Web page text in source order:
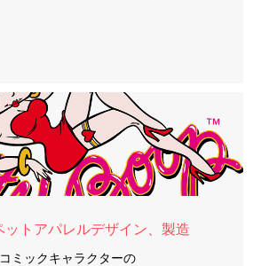
ットアパレルデザイン、製造
ミックキャラクターの